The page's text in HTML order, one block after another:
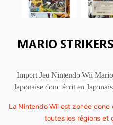
MARIO
Import Jeu Nintendo Wii
Japonaise donc écrit en
La Nintendo Wii est zonée
toutes les régions et